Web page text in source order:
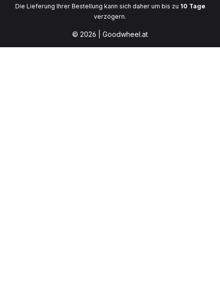
Die Lieferung Ihrer Bestellung kann sich daher um bis zu 10 Tage
verzögern.
© 2026 | Goodwheel.at